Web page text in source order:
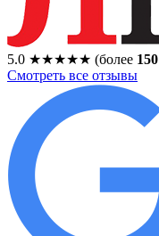
5.0 ★★★★★ (более 150
Смотреть все отзывы